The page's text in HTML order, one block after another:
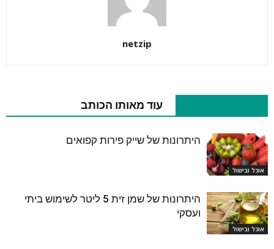
netzip
עוד מאותו הכותב
אוכל ובישול
היתרונות של שייק פירות קפואים
אוכל ובישול
היתרונות של שמן זית 5 ליטר לשימוש ביתי
ועסקי